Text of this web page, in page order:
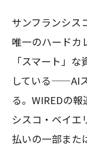
サンフランシス
唯一のハードカ
「スマート」
している——AI
る。WIREDの
シスコ・ベイ
払いの一部また